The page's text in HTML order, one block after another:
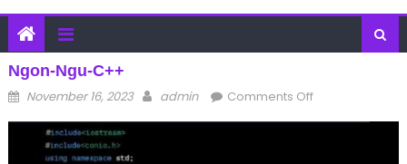
Ngon-Ngu-C++
Posted on
November 16, 2023 Author
admin Comments Offon ngon-ngu-